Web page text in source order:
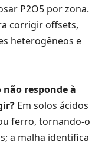
P2O5 por zona.
corrigir offsets,
heterogêneos e
responde à
Em solos ácidos
ferro, tornando-o
a malha identifica